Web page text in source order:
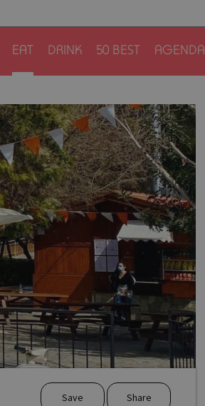
EAT DRINK 50 BEST AGENDA
Save Share